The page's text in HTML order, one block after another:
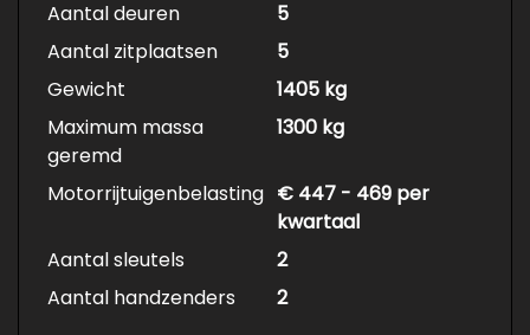
Aantal deuren
5
Aantal zitplaatsen
5
Gewicht
1405 kg
Maximum massa
geremd
1300 kg
Motorrijtuigenbelasting € 447 - 469 per
kwartaal
Aantal sleutels
2
Aantal handzenders
2